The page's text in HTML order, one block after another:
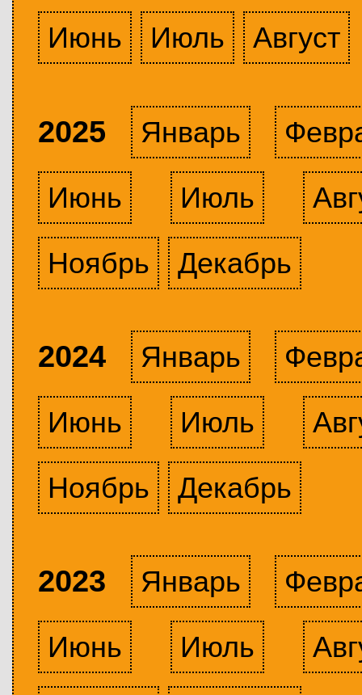
Июнь Июль Август
2025 Январь
Июнь
Июль
Ноябрь
Декабрь
2024 Январь
Июнь
Июль
Ноябрь
Декабрь
2023 Январь
Июнь
Июль